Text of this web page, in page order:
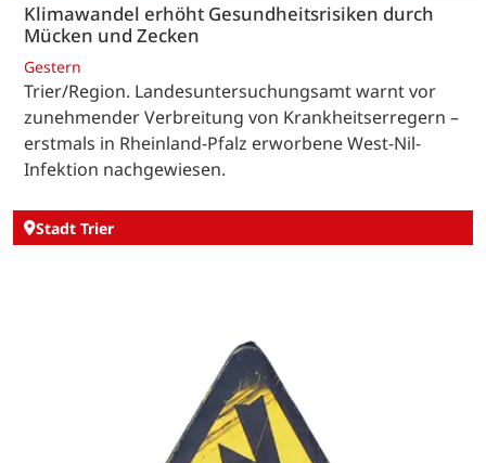
Klimawandel erhöht Gesundheitsrisiken durch
Mücken und Zecken
Gestern
Trier/Region. Landesuntersuchungsamt warnt vor
zunehmender Verbreitung von Krankheitserregern –
erstmals in Rheinland-Pfalz erworbene West-Nil-
Infektion nachgewiesen.
Stadt Trier